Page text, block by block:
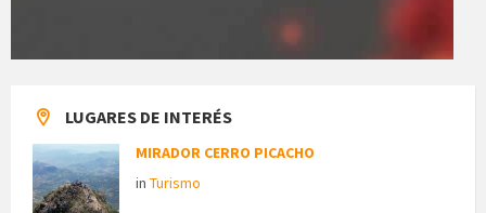
LUGARES DE INTERÉS
MIRADOR CERRO PICACHO
in Turismo